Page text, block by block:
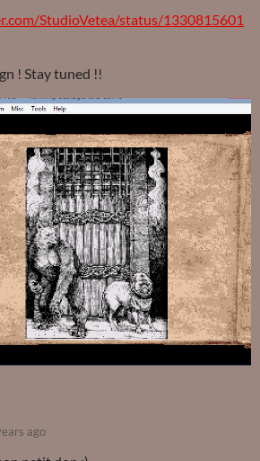
StudioVetea/status/1330815601
! Stay tuned !!
ago